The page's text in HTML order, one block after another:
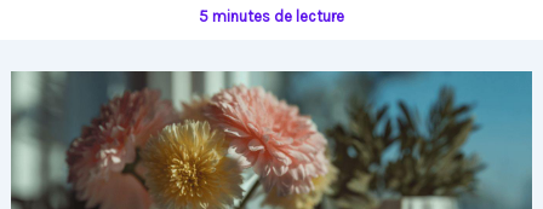
5 minutes de lecture